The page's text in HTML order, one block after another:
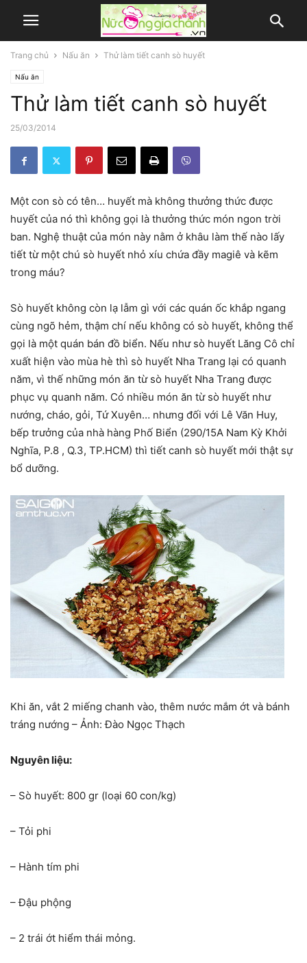
Trang chủ Nấu ăn Thử làm tiết canh sò huyết
Nấu ăn
Thử làm tiết canh sò huyết
25/03/2014
Một con sò có tên… huyết mà không thưởng thức được
huyết của nó thì không gọi là thưởng thức món ngon trời
ban. Nghệ thuật của món này nằm ở khâu làm thế nào lấy
tiết từ một chú sò huyết nhỏ xíu chứa đầy magiê và kẽm
trong máu?
Sò huyết không còn lạ lẫm gì với các quán ốc khắp ngang
cùng ngõ hẻm, thậm chí nếu không có sò huyết, không thể
gọi là một quán bán đồ biển. Nếu như sò huyết Lăng Cô chỉ
xuất hiện vào mùa hè thì sò huyết Nha Trang lại có quanh
năm, vì thế những món ăn từ sò huyết Nha Trang được
phục vụ quanh năm. Có nhiều món ăn từ sò huyết như
nướng, cháo, gỏi, Tứ Xuyên… nhưng đối với Lê Văn Huy,
bếp trưởng của nhà hàng Phố Biển (290/15A Nam Kỳ Khởi
Nghĩa, P.8 , Q.3, TP.HCM) thì tiết canh sò huyết mới thật sự
bổ dưỡng.
Khi ăn, vắt 2 miếng chanh vào, thêm nước mắm ớt và bánh
tráng nướng – Ảnh: Đào Ngọc Thạch
Nguyên liệu:
– Sò huyết: 800 gr (loại 60 con/kg)
– Tỏi phi
– Hành tím phi
– Đậu phộng
– 2 trái ớt hiểm thái mỏng.